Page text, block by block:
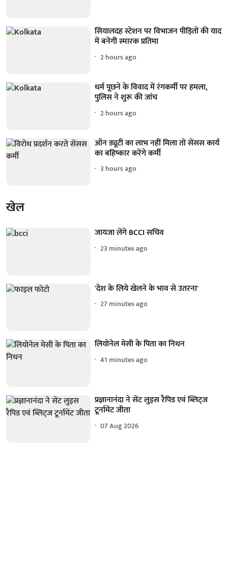
सियालदह स्टेशन पर विभाजन पीड़ितों की याद
में बनेगी स्मारक प्रतिमा
2 hours ago
धर्म पूछने के विवाद में रंगकर्मी पर हमला,
पुलिस ने शुरू की जांच
2 hours ago
ऑन ड्यूटी का लाभ नहीं मिला तो सेंसस कार्य
का बहिष्कार करेंगे कर्मी
3 hours ago
खेल
जायजा लेंगे BCCI सचिव
23 minutes ago
'देश के लिये खेलने के भाव से उतरना'
27 minutes ago
लियोनेल मेसी के पिता का निधन
41 minutes ago
प्रज्ञानानंदा ने सेंट लुइस रैपिड एवं ब्लिट्ज
टूर्नामेंट जीता
07 Aug 2026